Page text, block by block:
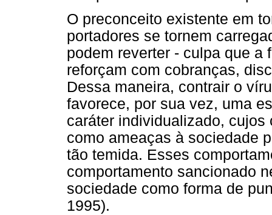
O preconceito existente em
portadores se tornem
podem reverter - culpa que
reforçam com cobranças,
Dessa maneira, contrair o
favorece, por sua vez, uma
caráter individualizado,
como ameaças à sociedade
tão temida. Esses
comportamento sancionado
sociedade como forma de
1995).